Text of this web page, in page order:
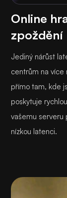
Online
zpoždění
Jediný nárůst
centrům na
přímo tam, kde
poskytuje
vašemu serveru
nízkou latenci.